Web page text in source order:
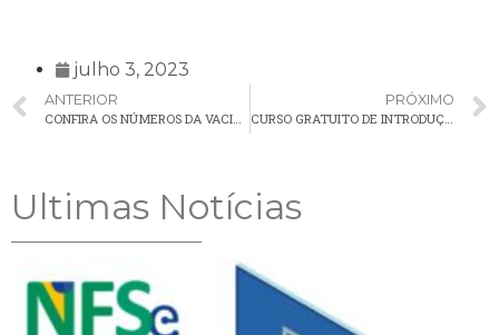
julho 3, 2023
ANTERIOR
CONFIRA OS NÚMEROS DA VACINAÇÃO CONTRA A COVID-19 EM PALMEIRA
PRÓXIMO
CURSO GRATUITO DE INTRODUÇÃO À MAQUIAGEM
Ultimas Notícias